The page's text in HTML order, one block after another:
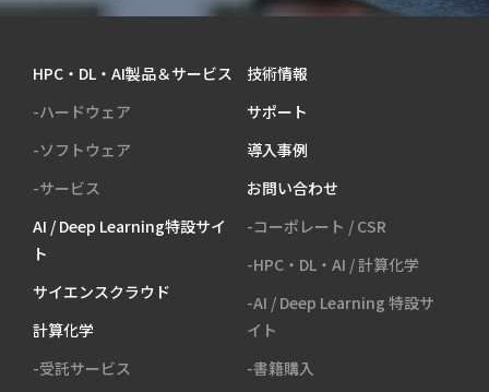
HPC・DL・AI製品＆サービス
-ハードウェア
-ソフトウェア
-サービス
AI / Deep Learning特設サイ
ト
サイエンスクラウド
計算化学
-受託サービス
技術情報
サポート
導入事例
お問い合わせ
-コーポレート / CSR
-HPC・DL・AI / 計算化学
-AI / Deep Learning 特設サ
イト
-書籍購入